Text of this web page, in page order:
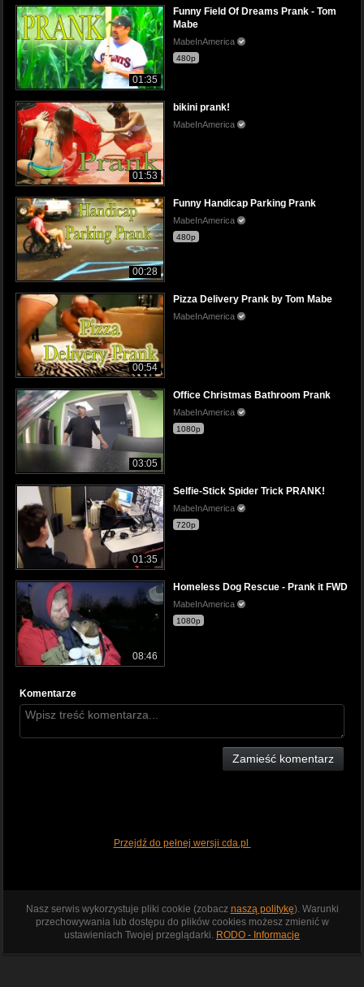
01:35
Funny Field Of Dreams Prank - Tom
Mabe
MabeInAmerica
480p
01:53
bikini prank!
MabeInAmerica
00:28
Funny Handicap Parking Prank
MabeInAmerica
480p
00:54
Pizza Delivery Prank by Tom Mabe
MabeInAmerica
03:05
Office Christmas Bathroom Prank
MabeInAmerica
1080p
01:35
Selfie-Stick Spider Trick PRANK!
MabeInAmerica
720p
08:46
Homeless Dog Rescue - Prank it FWD
MabeInAmerica
1080p
Komentarze
Zamieść komentarz
Przejdź do pełnej wersji cda.pl
Nasz serwis wykorzystuje pliki cookie (zobacz naszą politykę). Warunki
przechowywania lub dostępu do plików cookies możesz zmienić w
ustawieniach Twojej przeglądarki. RODO - Informacje